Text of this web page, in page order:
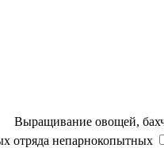
Выращивание овощей,
отряда непарнокопытных